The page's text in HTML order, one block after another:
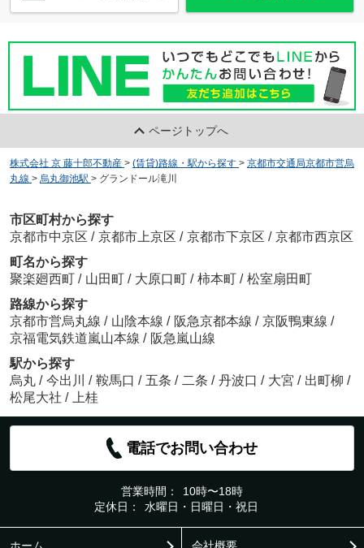
ページトップへ
株式会社 京 藤十郎不動産 > (賃貸)路線・駅から探す > 京都市交通局京都市営烏
丸線 > 烏丸御池駅 > グランドール滝川
市区町村から探す
京都市中京区 / 京都市上京区 / 京都市下京区 / 京都市西京区
町名から探す
聚楽廻西町 / 山田町 / 大原口町 / 柿本町 / 松室扇田町
路線から探す
京都市営烏丸線 / 山陰本線 / 阪急京都本線 / 京阪鴨東線 /
京福電気鉄道嵐山本線 / 阪急嵐山線
駅から探す
烏丸 / 今出川 / 鞍馬口 / 五条 / 二条 / 丹波口 / 大宮 / 出町柳 /
松尾大社 / 上桂
電話でお問い合わせ
営業時間：
10時〜18時
定休日：
水曜日・日曜日・祝日
ホーム 会社概要